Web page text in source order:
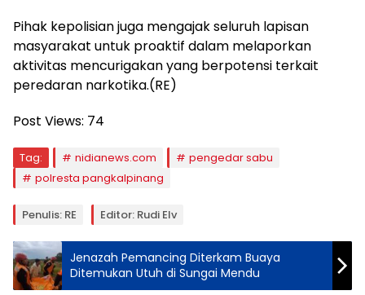
Pihak kepolisian juga mengajak seluruh lapisan
masyarakat untuk proaktif dalam melaporkan
aktivitas mencurigakan yang berpotensi terkait
peredaran narkotika.(RE)
Post Views: 74
Tag: nidianews.com
pengedar sabu
polresta pangkalpinang
Penulis: RE Editor: Rudi Elv
Jenazah Pemancing Diterkam Buaya
Ditemukan Utuh di Sungai Mendu